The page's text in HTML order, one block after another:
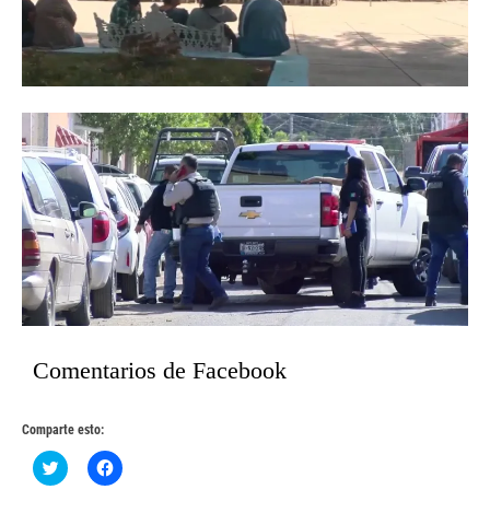
Comentarios de Facebook
Comparte esto:
Haz
clic
Haz
clic